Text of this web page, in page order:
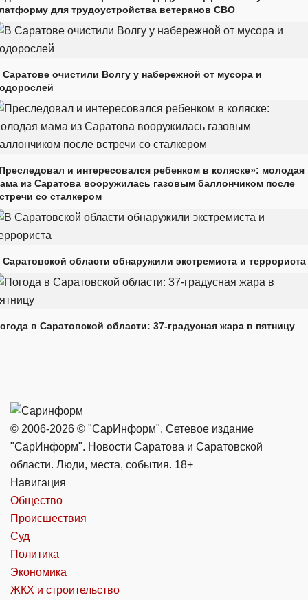
для трудоустройства ветеранов СВО
Саратове очистили Волгу у набережной от мусора и
и интересовался ребенком в коляске»: молодая
из Саратова вооружилась газовым баллончиком после
со сталкером
Саратовской области обнаружили экстремиста и террориста
в Саратовской области: 37-градусная жара в пятницу
© 2006-2026 © "СарИнформ". Сетевое издание
"СарИнформ". Новости Саратова и Саратовской
области. Люди, места, события. 18+
Навигация
Общество
Происшествия
Суд
Политика
Экономика
ЖКХ и строительство